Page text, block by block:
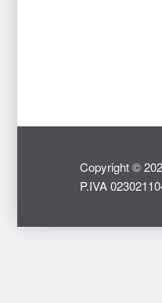
Copyright ©
P.IVA